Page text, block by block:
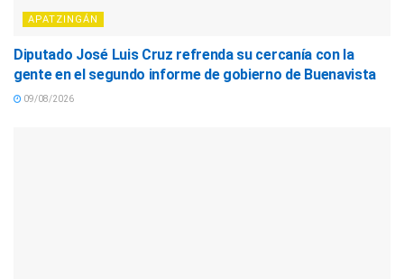
APATZINGÁN
Diputado José Luis Cruz refrenda su cercanía con la
gente en el segundo informe de gobierno de Buenavista
09/08/2026